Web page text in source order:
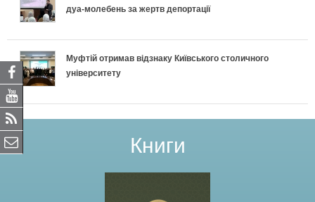
дуа-молебень за жертв депортації
Муфтій отримав відзнаку Київського столичного
університету
Книги